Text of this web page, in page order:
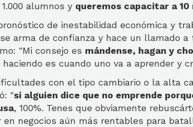
alumnos y queremos capacitar a 10
de inestabilidad económica y
se arma de confianza y hace un llamado
"Mi consejo es mándense, hagan y
haciendo es cuando uno va a aprender y
con el tipo cambiario o la alta
"si alguien dice que no emprende
, 100%. Tenes que obviamente
en negocios aún más rentables para